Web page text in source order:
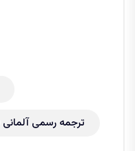
ترجمه رسمی آلمانی